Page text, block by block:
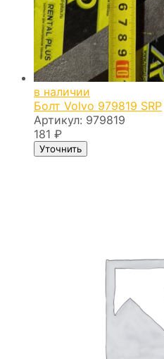
в наличии
Болт Volvo 979819 SRP
Артикул: 979819
181 ₽
Уточнить